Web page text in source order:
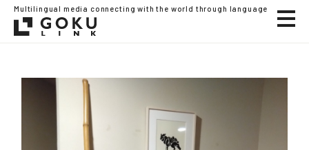
Multilingual media connecting with the world through language